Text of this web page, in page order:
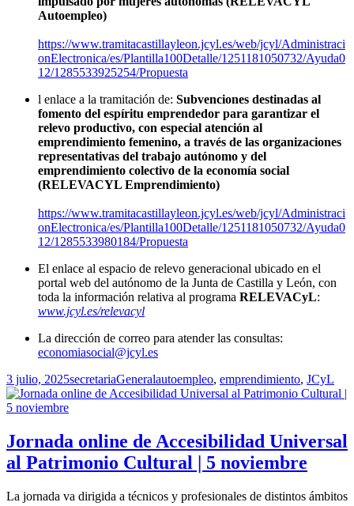
Autoempleo)
https://www.tramitacastillayleon.jcyl.es/web/jcyl/Administraci
onElectronica/es/Plantilla100Detalle/1251181050732/Ayuda0
12/1285533925254/Propuesta
l enlace a la tramitación de: Subvenciones destinadas al
fomento del espíritu emprendedor para garantizar el
relevo productivo, con especial atención al
emprendimiento femenino, a través de las organizaciones
representativas del trabajo autónomo y del
emprendimiento colectivo de la economía social
(RELEVACYL Emprendimiento)
https://www.tramitacastillayleon.jcyl.es/web/jcyl/Administraci
onElectronica/es/Plantilla100Detalle/1251181050732/Ayuda0
12/1285533980184/Propuesta
El enlace al espacio de relevo generacional ubicado en el
portal web del autónomo de la Junta de Castilla y León, con
toda la información relativa al programa RELEVACyL:
www.jcyl.es/relevacyl
La dirección de correo para atender las consultas:
economiasocial@jcyl.es
Publicado
el
3 julio, 2025Autor
secretariaCategorías
GeneralEtiquetas
autoempleo, emprendimiento, JCyL
Jornada online de Accesibilidad Universal
al Patrimonio Cultural | 5 noviembre
La jornada va dirigida a técnicos y profesionales de distintos ámbitos